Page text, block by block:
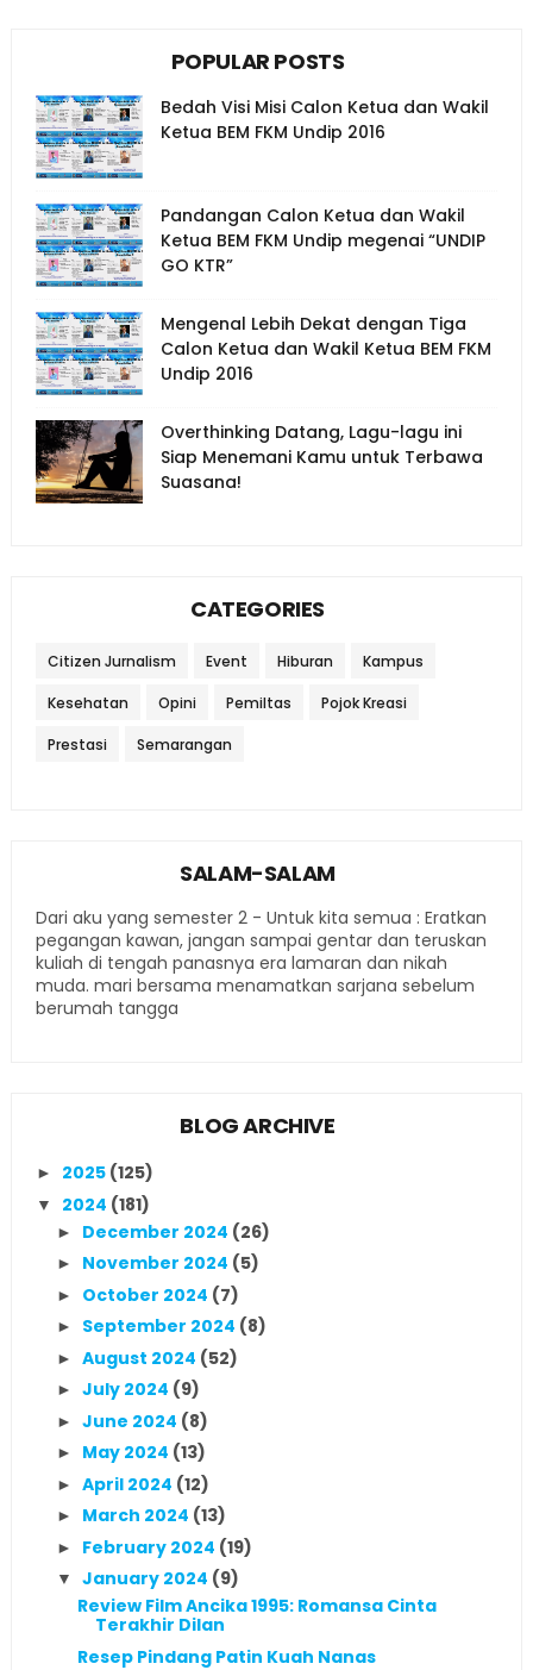
POPULAR POSTS
Bedah Visi Misi Calon Ketua dan Wakil
Ketua BEM FKM Undip 2016
Pandangan Calon Ketua dan Wakil
Ketua BEM FKM Undip megenai “UNDIP
GO KTR”
Mengenal Lebih Dekat dengan Tiga
Calon Ketua dan Wakil Ketua BEM FKM
Undip 2016
Overthinking Datang, Lagu-lagu ini
Siap Menemani Kamu untuk Terbawa
Suasana!
CATEGORIES
Citizen Jurnalism Event Hiburan Kampus
Kesehatan Opini Pemiltas Pojok Kreasi
Prestasi Semarangan
SALAM-SALAM
Dari aku yang semester 2 - Untuk kita semua : Eratkan
pegangan kawan, jangan sampai gentar dan teruskan
kuliah di tengah panasnya era lamaran dan nikah
muda. mari bersama menamatkan sarjana sebelum
berumah tangga
BLOG ARCHIVE
► 2025 (125)
▼ 2024 (181)
► December 2024 (26)
► November 2024 (5)
► October 2024 (7)
► September 2024 (8)
► August 2024 (52)
► July 2024 (9)
► June 2024 (8)
► May 2024 (13)
► April 2024 (12)
► March 2024 (13)
► February 2024 (19)
▼ January 2024 (9)
Review Film Ancika 1995: Romansa Cinta
Terakhir Dilan
Resep Pindang Patin Kuah Nanas